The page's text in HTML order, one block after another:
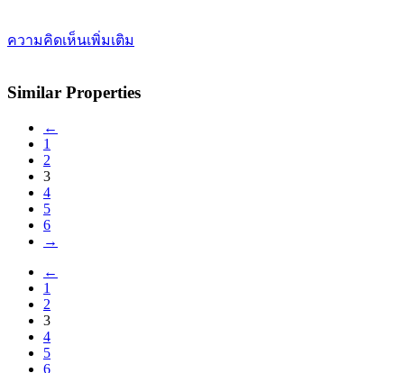
ความคิดเห็นเพิ่มเติม
Similar Properties
←
1
2
3
4
5
6
→
←
1
2
3
4
5
6